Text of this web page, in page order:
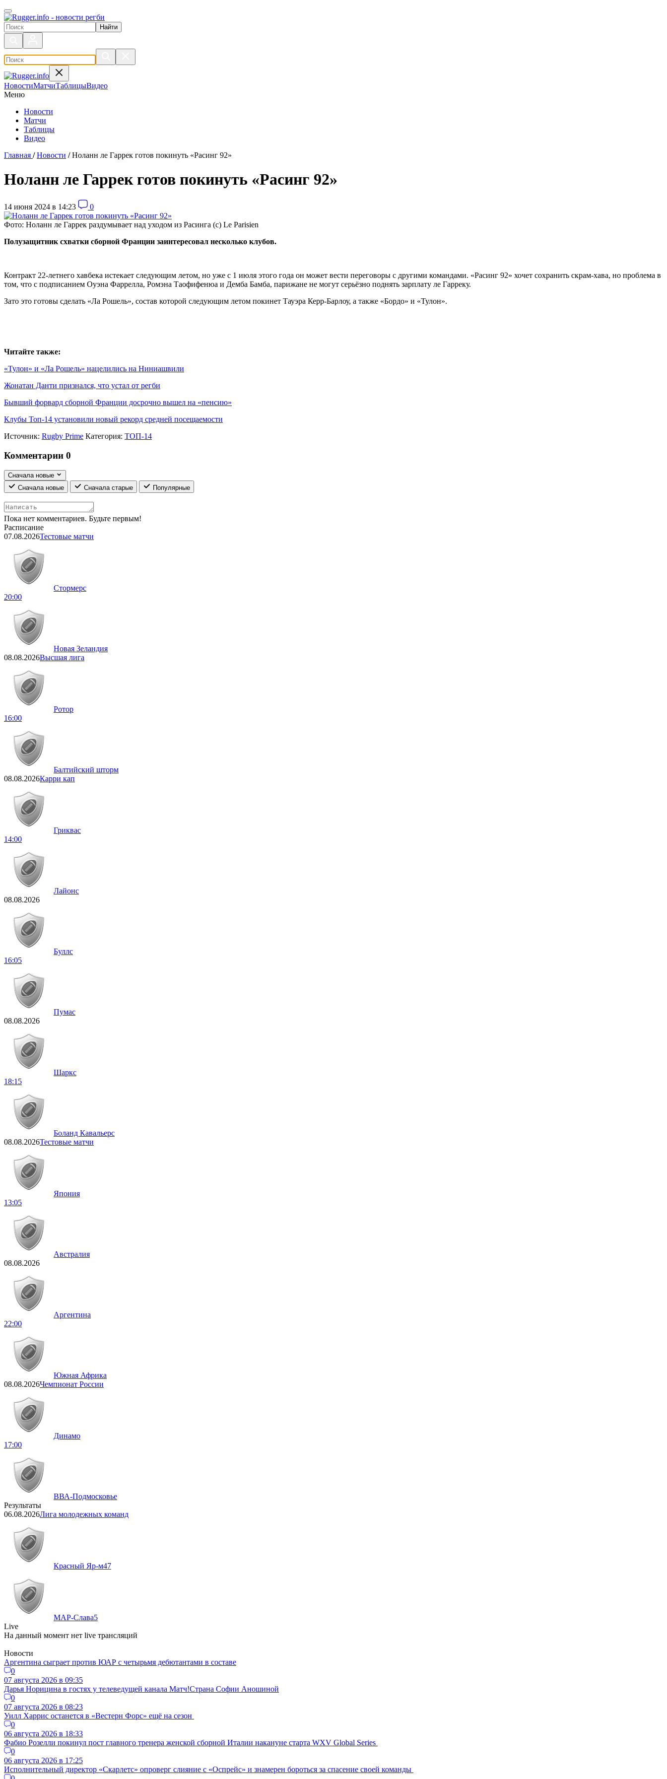
Поиск по сайту
НовостиМатчиТаблицыВидео
Меню
Новости
Матчи
Таблицы
Видео
Главная / Новости / Ноланн ле Гаррек готов покинуть «Расинг 92»
Ноланн ле Гаррек готов покинуть «Расинг 92»
14 июня 2024 в 14:23 0
Фото: Ноланн ле Гаррек раздумывает над уходом из Расинга (с) Le Parisien
Полузащитник схватки сборной Франции заинтересовал несколько клубов.
Контракт 22-летнего хавбека истекает следующим летом, но уже с 1 июля этого года он может вести переговоры с другими командами. «Расинг 92» хочет сохранить скрам-хава, но проблема в
том, что с подписанием Оуэна Фаррелла, Ромэна Таофифенюа и Демба Бамба, парижане не могут серьёзно поднять зарплату ле Гарреку.
Зато это готовы сделать «Ла Рошель», состав которой следующим летом покинет Тауэра Керр-Барлоу, а также «Бордо» и «Тулон».
Читайте также:
«Тулон» и «Ла Рошель» нацелились на Ниниашвили
Жонатан Данти признался, что устал от регби
Бывший форвард сборной Франции досрочно вышел на «пенсию»
Клубы Топ-14 установили новый рекорд средней посещаемости
Источник: Rugby Prime Категория: ТОП-14
Комментарии 0
Сначала новые
Сначала новые
Сначала старые Популярные
Пока нет комментариев. Будьте первым!
Расписание
07.08.2026Тестовые матчи
Стормерс
20:00
Новая Зеландия
08.08.2026Высшая лига
Ротор
16:00
Балтийский шторм
08.08.2026Карри кап
Гриквас
14:00
Лайонс
08.08.2026
Буллс
16:05
Пумас
08.08.2026
Шаркс
18:15
Боланд Кавальерс
08.08.2026Тестовые матчи
Япония
13:05
Австралия
08.08.2026
Аргентина
22:00
Южная Африка
08.08.2026Чемпионат России
Динамо
17:00
ВВА-Подмосковье
Результаты
06.08.2026Лига молодежных команд
Красный Яр-м47
МАР-Слава5
Live
На данный момент нет live трансляций
Новости
Аргентина сыграет против ЮАР с четырьмя дебютантами в составе
0
07 августа 2026 в 09:35
Дарья Норицина в гостях у телеведущей канала Матч!Страна Софии Аношиной
0
07 августа 2026 в 08:23
Уилл Харрис останется в «Вестерн Форс» ещё на сезон
0
06 августа 2026 в 18:33
Фабио Розелли покинул пост главного тренера женской сборной Италии накануне старта WXV Global Series
0
06 августа 2026 в 17:25
Исполнительный директор «Скарлетс» опроверг слияние с «Оспрейс» и знамерен бороться за спасение своей команды